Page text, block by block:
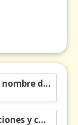
Carlos Manuel Vesga lleva el nombre de Colombia a los Emmy
Resiliencia migrante: 5 emociones y cómo gestionarlas